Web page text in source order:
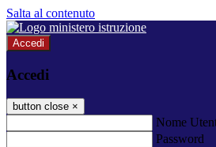
Salta al contenuto
Accedi
Accedi
button close ×
Nome
Password